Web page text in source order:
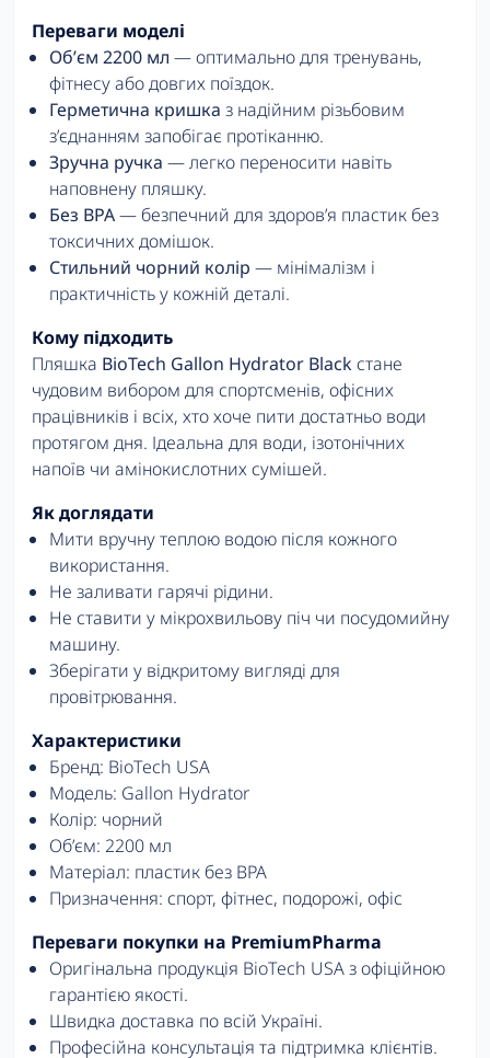
Переваги моделі
Об’єм 2200 мл — оптимально для тренувань,
фітнесу або довгих поїздок.
Герметична кришка з надійним різьбовим
з’єднанням запобігає протіканню.
Зручна ручка — легко переносити навіть
наповнену пляшку.
Без BPA— безпечний для здоров’я пластик без
токсичних домішок.
Стильний чорний колір — мінімалізм і
практичність у кожній деталі.
Кому підходить
Пляшка BioTech Gallon Hydrator Blackстане
чудовим вибором для спортсменів, офісних
працівників і всіх, хто хоче пити достатньо води
протягом дня. Ідеальна для води, ізотонічних
напоїв чи амінокислотних сумішей.
Як доглядати
Мити вручну теплою водою після кожного
використання.
Не заливати гарячі рідини.
Не ставити у мікрохвильову піч чи посудомийну
машину.
Зберігати у відкритому вигляді для
провітрювання.
Характеристики
Бренд: BioTech USA
Модель: Gallon Hydrator
Колір: чорний
Об’єм: 2200 мл
Матеріал: пластик без BPA
Призначення: спорт, фітнес, подорожі, офіс
Переваги покупки на PremiumPharma
Оригінальна продукція BioTech USA з офіційною
гарантією якості.
Швидка доставка по всій Україні.
Професійна консультація та підтримка клієнтів.